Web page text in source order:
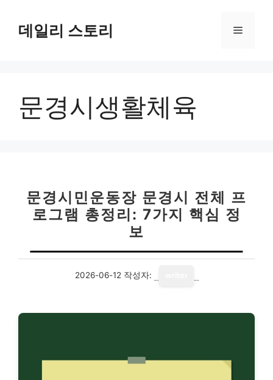
데일리 스토리 메
문경시생활체육
문경시민운동장 문경시 전체 프
로그램 총정리: 7가지 핵심 정
보
2026-06-12 작성자: